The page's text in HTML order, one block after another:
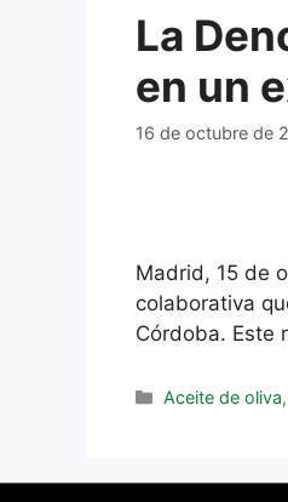
La
en un
16 de octubre de
Madrid, 15 de
colaborativa
Córdoba. Este
Aceite de oliva,